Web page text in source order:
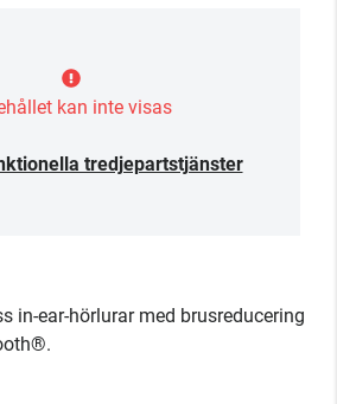
kan inte visas
tredjepartstjänster
in-ear-hörlurar med brusreducering